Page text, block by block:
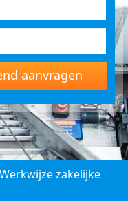
aanvragen
Werkwijze zakelijke